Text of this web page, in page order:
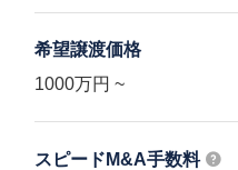
希望譲渡価格
1000万円 ~
スピードM&A手数料